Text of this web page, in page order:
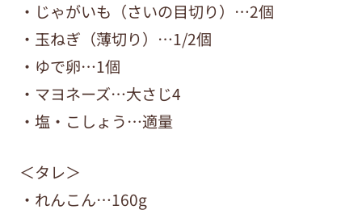
・じゃがいも（さいの目切り）…2個
・玉ねぎ（薄切り）…1/2個
・ゆで卵…1個
・マヨネーズ…大さじ4
・塩・こしょう…適量
＜タレ＞
・れんこん…160g